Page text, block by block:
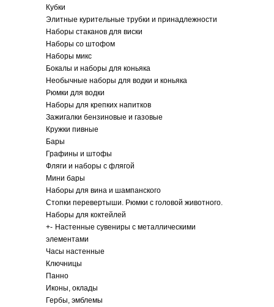
Кубки
Элитные курительные трубки и принадлежности
Наборы стаканов для виски
Наборы со штофом
Наборы микс
Бокалы и наборы для коньяка
Необычные наборы для водки и коньяка
Рюмки для водки
Наборы для крепких напитков
Зажигалки бензиновые и газовые
Кружки пивные
Бары
Графины и штофы
Фляги и наборы с флягой
Мини бары
Наборы для вина и шампанского
Стопки перевертыши. Рюмки с головой животного.
Наборы для коктейлей
+- Настенные сувениры с металлическими
элементами
Часы настенные
Ключницы
Панно
Иконы, оклады
Гербы, эмблемы